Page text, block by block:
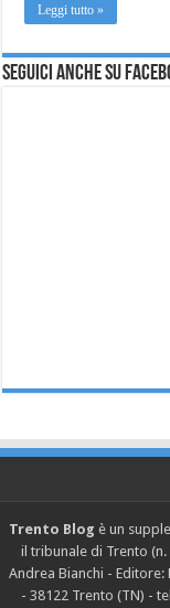
Leggi tutto »
Seguici anche su
Trento Blog è un
il tribunale di Trento (n.
Andrea Bianchi - Editore:
- 38122 Trento (TN) -